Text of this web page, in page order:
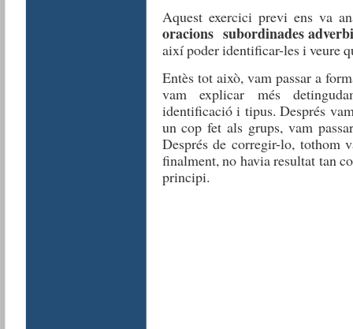
Aquest exercici previ ens va
oracions subordinades
així poder identificar-les i veure
Entès tot això, vam passar a
vam explicar més
identificació i tipus. Després
un cop fet als grups, vam
Després de corregir-lo, tothom
finalment, no havia resultat tan
principi.